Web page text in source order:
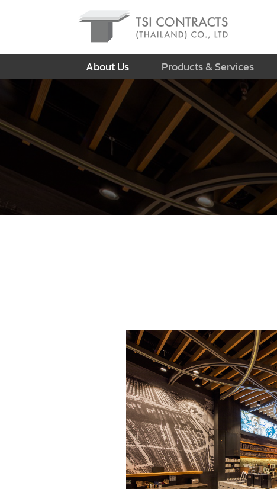
About Us Products & Services